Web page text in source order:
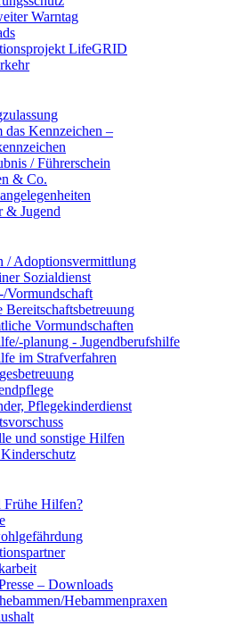
Warntag
LifeGRID
das Kennzeichen –
/ Führerschein
& Co.
& Jugend
/ Adoptionsvermittlung
Sozialdienst
Vormundschaft
Bereitschaftsbetreuung
Vormundschaften
planung - Jugendberufshilfe
im Strafverfahren
Pflegekinderdienst
und sonstige Hilfen
Frühe Hilfen?
– Downloads
Hebammenpraxen